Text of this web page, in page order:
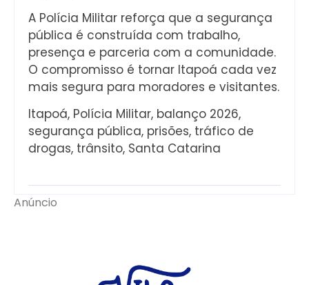
A Polícia Militar reforça que a segurança
pública é construída com trabalho,
presença e parceria com a comunidade.
O compromisso é tornar Itapoá cada vez
mais segura para moradores e visitantes.
Itapoá, Polícia Militar, balanço 2026,
segurança pública, prisões, tráfico de
drogas, trânsito, Santa Catarina
Anúncio